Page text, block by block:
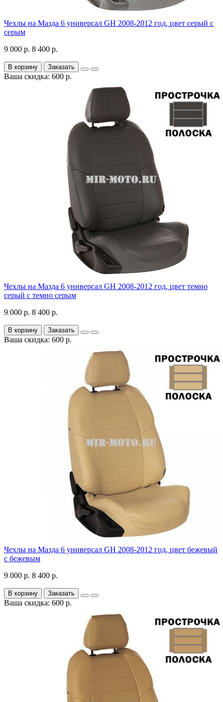
Чехлы на Мазда 6 универсал GH 2008-2012 год, цвет серый с
серым
9 000 р. 8 400 р.
В корзину Заказать
Ваша скидка: 600 р.
Чехлы на Мазда 6 универсал GH 2008-2012 год, цвет темно
серый с темно серым
9 000 р. 8 400 р.
В корзину Заказать
Ваша скидка: 600 р.
Чехлы на Мазда 6 универсал GH 2008-2012 год, цвет бежевый
с бежевым
9 000 р. 8 400 р.
В корзину Заказать
Ваша скидка: 600 р.